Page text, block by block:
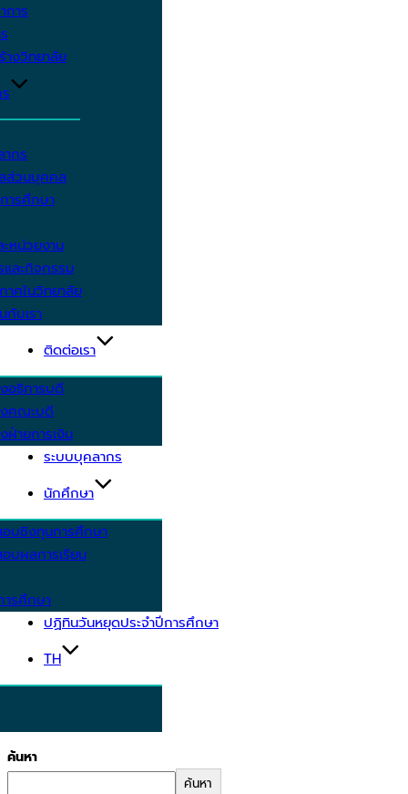
การ
างวิทยาลัย
กร
ส่วนบุคคล
ารศึกษา
หน่วยงาน
และกิจกรรม
าศในวิทยาลัย
กับเรา
ติดต่อเรา
อธิการบดี
คณะบดี
ฝ่ายการเงิน
ระบบบุคลากร
นักศึกษา
บชิงทุนการศึกษา
บผลการเรียน
รศึกษา
ปฏิทินวันหยุดประจำปีการศึกษา
TH
ค้นหา
ค้นหา